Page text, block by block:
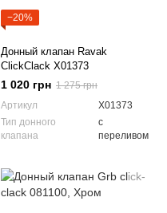
−20%
Донный клапан Ravak
ClickClack X01373
1 020 грн 1 275 грн
Артикул
X01373
Тип донного
клапана
с
переливом